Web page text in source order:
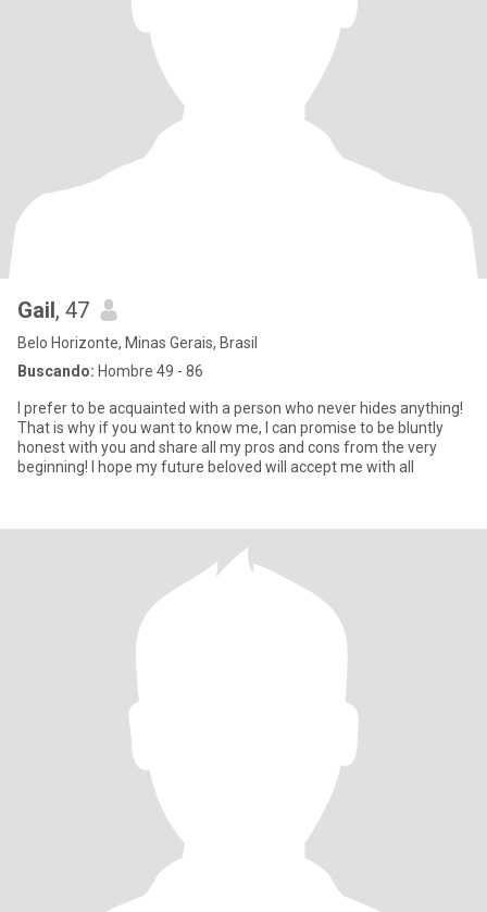
Gail, 47
Belo Horizonte, Minas Gerais, Brasil
Buscando: Hombre 49 - 86
I prefer to be acquainted with a person who never hides anything!
That is why if you want to know me, I can promise to be bluntly
honest with you and share all my pros and cons from the very
beginning! I hope my future beloved will accept me with all